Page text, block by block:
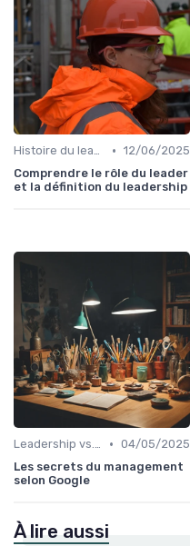
Histoire du leadership • 12/06/2025
Comprendre le rôle du leader
et la définition du leadership
Leadership vs. Management • 04/05/2025
Les secrets du management
selon Google
À lire aussi